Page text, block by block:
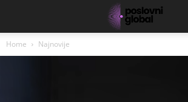
Home Najnovije